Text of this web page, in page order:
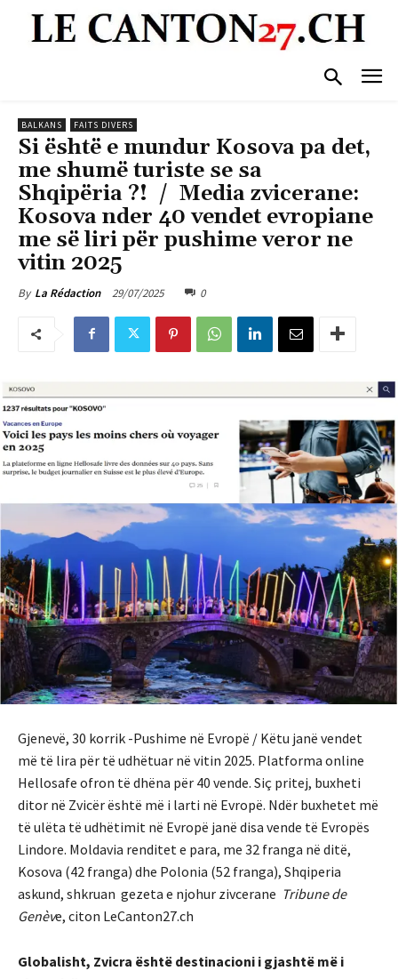
BALKANS FAITS DIVERS
Si është e mundur Kosova pa det,
me shumë turiste se sa
Shqipëria ?! / Media zvicerane:
Kosova nder 40 vendet evropiane
me së liri për pushime veror ne
vitin 2025
By La Rédaction 29/07/2025 0
Gjenevë, 30 korrik -Pushime në Evropë / Këtu janë vendet
më të lira për të udhëtuar në vitin 2025. Platforma online
Hellosafe ofron të dhëna për 40 vende. Siç pritej, buxheti
ditor në Zvicër është më i larti në Evropë. Ndër buxhetet më
të ulëta të udhëtimit në Evropë janë disa vende të Evropës
Lindore. Moldavia renditet e para, me 32 franga në ditë,
Kosova (42 franga) dhe Polonia (52 franga), Shqiperia
askund, shkruan gezeta e njohur zivcerane Tribune de
Genève, citon LeCanton27.ch
Globalisht, Zvicra është destinacioni i gjashtë më i